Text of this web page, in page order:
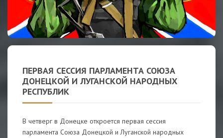
ПЕРВАЯ СЕССИЯ ПАРЛАМЕНТА СОЮЗА
ДОНЕЦКОЙ И ЛУГАНСКОЙ НАРОДНЫХ
РЕСПУБЛИК
В четверг в Донецке откроется первая сессия
парламента Союза Донецкой и Луганской народных